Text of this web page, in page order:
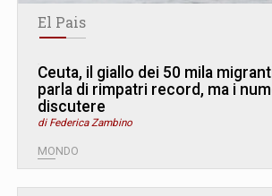
El Pais
Ceuta, il giallo dei 50 mila
parla di rimpatri record, ma i
discutere
di Federica Zambino
MONDO